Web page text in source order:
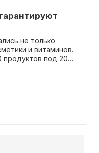
не только
и витаминов.
под 20